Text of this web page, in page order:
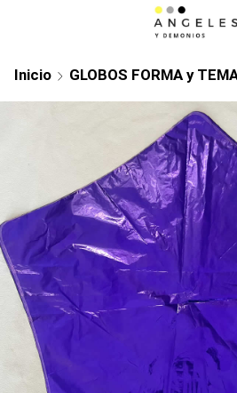
Inicio GLOBOS FORMA y